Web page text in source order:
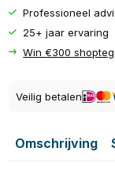
Professioneel
25+ jaar ervaring
Win €300
Veilig betalen
Omschrijving